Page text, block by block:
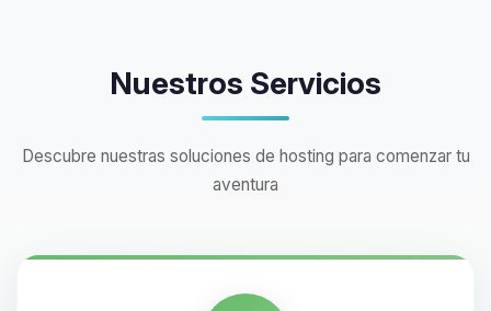
Nuestros Servicios
Descubre nuestras soluciones de hosting para comenzar tu
aventura